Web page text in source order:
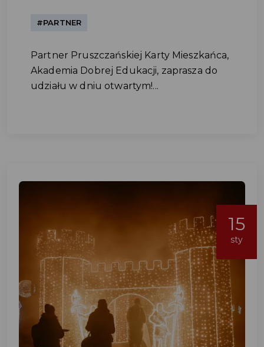
#PARTNER
Partner Pruszczańskiej Karty Mieszkańca,
Akademia Dobrej Edukacji, zaprasza do
udziału w dniu otwartym!...
15
sty